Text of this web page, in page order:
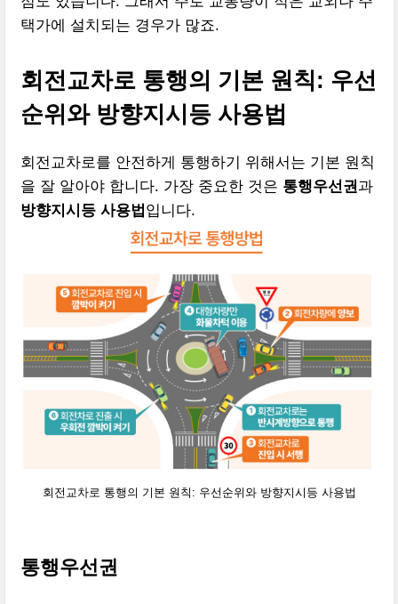
택가에 설치되는 경우가 많죠.
회전교차로 통행의 기본 원칙: 우선
순위와 방향지시등 사용법
회전교차로를 안전하게 통행하기 위해서는 기본 원칙
을 잘 알아야 합니다. 가장 중요한 것은 통행우선권과
방향지시등 사용법 입니다.
회전교차로 통행의 기본 원칙: 우선순위와 방향지시등 사용법
통행우선권